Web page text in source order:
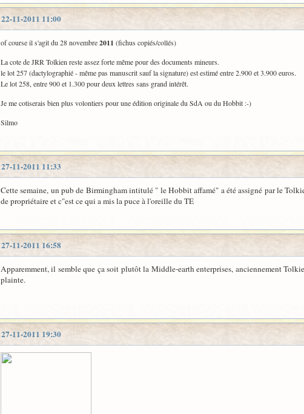
22-11-2011 11:00
of course il s'agit du 28 novembre2011 (fichus copiés/collés)
La cote de JRR Tolkien reste assez forte même pour des documents mineurs.
le lot 257 (dactylographié - même pas manuscrit sauf la signature) est estimé entre 2.900 et 3.900 euros.
Le lot 258, entre 900 et 1.300 pour deux lettres sans grand intérêt.
Je me cotiserais bien plus volontiers pour une édition originale du SdA ou du Hobbit :-)
Silmo
27-11-2011 11:33
Cette semaine, un pub de Birmingham intitulé " le Hobbit affamé" a été assigné par le
de propriétaire et c"est ce qui a mis la puce à l'oreille du TE
27-11-2011 16:58
Apparemment, il semble que ça soit plutôt la Middle-earth enterprises, anciennement
plainte.
27-11-2011 19:30